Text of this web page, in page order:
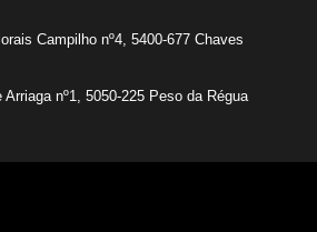
Campilho nº4, 5400-677 Chaves
nº1, 5050-225 Peso da Régua